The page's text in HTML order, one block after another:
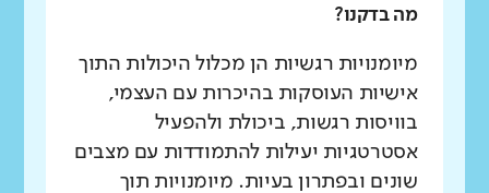
מה בדקנו?
מיומנויות רגשיות הן מכלול היכולות התוך
אישיות העוסקות בהיכרות עם העצמי,
בוויסות רגשות, ביכולת ולהפעיל
אסטרטגיות יעילות להתמודדות עם מצבים
שונים ובפתרון בעיות. מיומנויות תוך